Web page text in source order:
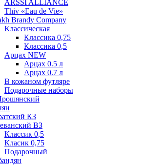
ARSSI ALLIANCE
Thiv «Eau de Vie»
Brandy Company
Классическая
Классика 0,75
Классика 0,5
Арцах NEW
Арцах 0.5 л
Арцах 0.7 л
В кожаном футляре
Подарочные наборы
КЗ
ВЗ
Классик 0,5
Класик 0,75
Подарочный